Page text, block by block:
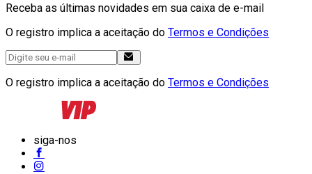
Receba as últimas novidades em sua caixa de e-mail
O registro implica a aceitação do Termos e Condições
O registro implica a aceitação do Termos e Condições
siga-nos